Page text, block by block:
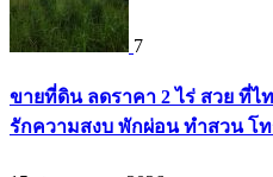
7
ขายที่ดิน ลดราคา 2 ไร่ สวย ที่
รักความสงบ พักผ่อน ทำสวน โท